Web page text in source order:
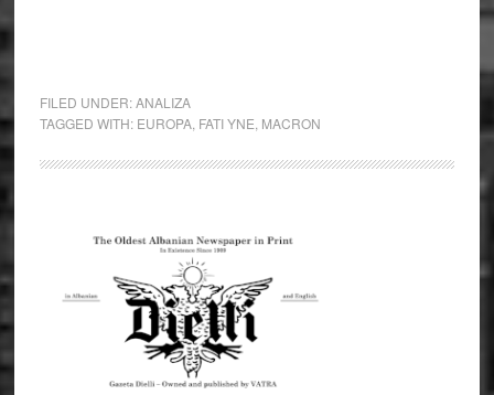
FILED UNDER:ANALIZA
TAGGED WITH: EUROPA, FATI YNE MACRON